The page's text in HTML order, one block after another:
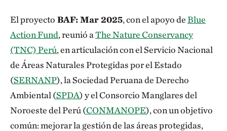
El proyecto BAF: Mar 2025, con el apoyo deBlue
Action Fund, reunió aThe Nature Conservancy
(TNC) Perú, en articulación con el Servicio Nacional
de Áreas Naturales Protegidas por el Estado
(SERNANP), la Sociedad Peruana de Derecho
Ambiental (SPDA) y el Consorcio Manglares del
Noroeste del Perú (CONMANOPE), con un objetivo
común: mejorar la gestión de las áreas protegidas,